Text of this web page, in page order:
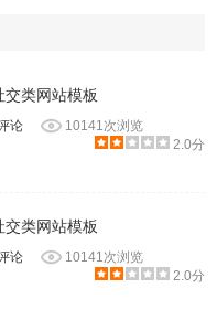
类网站模板
论
10141次浏览
2.0分
类网站模板
论
10141次浏览
2.0分